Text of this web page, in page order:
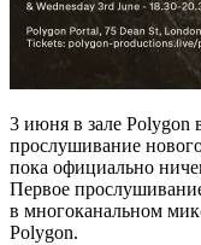
3 июня в зале Polygon
прослушивание
пока официально
Первое
в многоканальном
Polygon.